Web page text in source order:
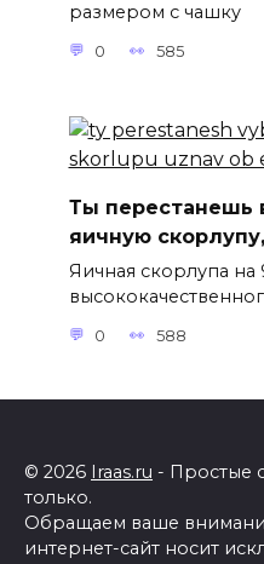
размером с чашку
0 585
Ты перестанешь
яичную
Яичная скорлупа на
0 588
© 2026 Iraas.ru - Простые
только.
Обращаем ваше
интернет-сайт носит